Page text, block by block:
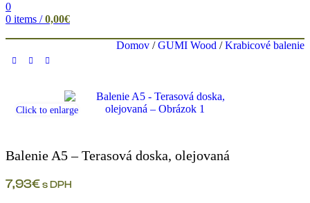
0
0 items / 0,00€
Domov / GUMI Wood / Krabicové balenie
Click to enlarge
Balenie A5 – Terasová doska, olejovaná
7,93€s DPH